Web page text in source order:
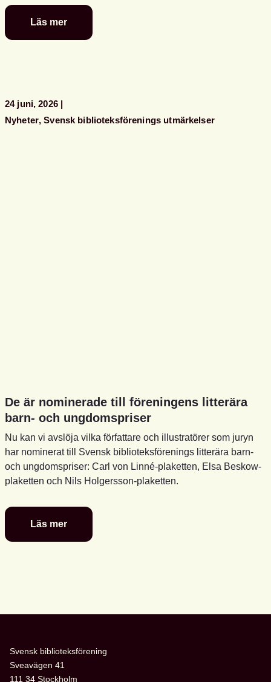
Läs mer
Glad
sommar
24 juni, 2026
Nyheter Svensk biblioteksförenings utmärkelser
De är nominerade till föreningens litterära
barn- och ungdomspriser
Nu kan vi avslöja vilka författare och illustratörer som juryn
har nominerat till Svensk biblioteksförenings litterära barn-
och ungdomspriser: Carl von Linné-plaketten, Elsa Beskow-
plaketten och Nils Holgersson-plaketten.
Läs mer
De
är
barn-
ungdomspriser
Svensk biblioteksförening
Sveavägen 41
111 34 Stockholm